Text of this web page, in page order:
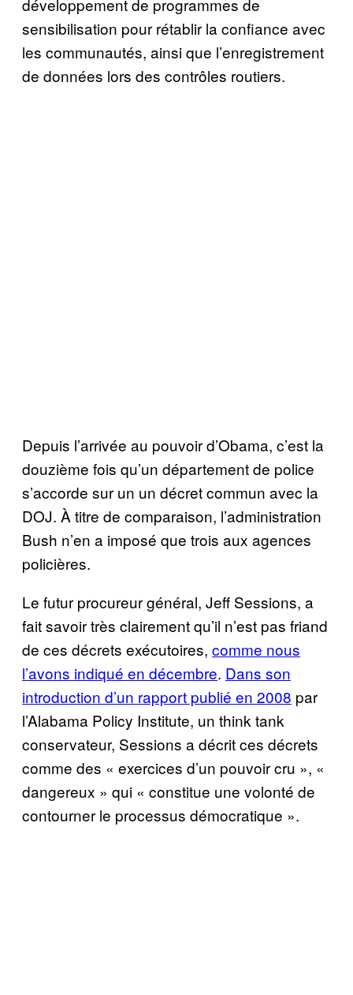
sensibilisation pour rétablir la confiance avec
les communautés, ainsi que l’enregistrement
de données lors des contrôles routiers.
Depuis l’arrivée au pouvoir d’Obama, c’est la
douzième fois qu’un département de police
s’accorde sur un un décret commun avec la
DOJ. À titre de comparaison, l’administration
Bush n’en a imposé que trois aux agences
policières.
Le futur procureur général, Jeff Sessions, a
fait savoir très clairement qu’il n’est pas friand
de ces décrets exécutoires, comme nous
l’avons indiqué en décembre. Dans son
introduction d’un rapport publié en 2008 par
l’Alabama Policy Institute, un think tank
conservateur, Sessions a décrit ces décrets
comme des « exercices d’un pouvoir cru », «
dangereux » qui « constitue une volonté de
contourner le processus démocratique ».